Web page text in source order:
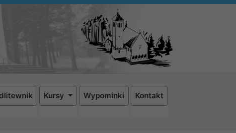
Kursy Wypominki Kontakt